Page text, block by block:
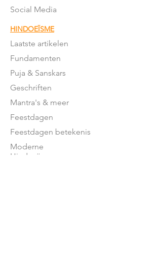
Social Media
HINDOEÏSME
Laatste artikelen
Fundamenten
Puja & Sanskars
Geschriften
Mantra's & meer
Feestdagen
Feestdagen betekenis
Moderne
Hindoeïsme